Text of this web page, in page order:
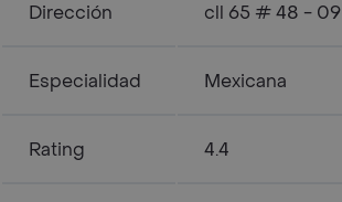
Dirección cll 65 # 48 - 09
Especialidad Mexicana
Rating 4.4